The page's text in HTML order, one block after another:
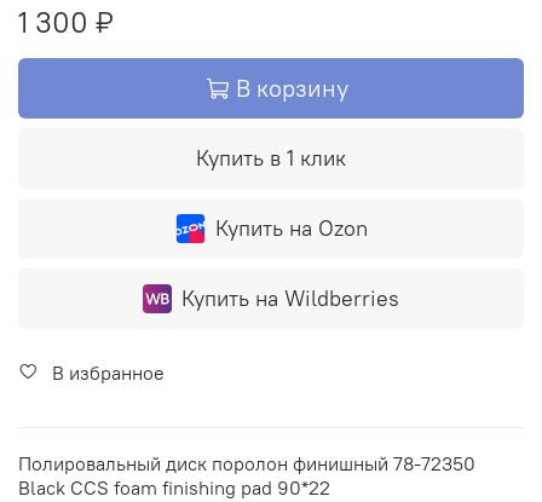
1 300 ₽
В корзину
Купить в 1 клик
Купить на Ozon
Купить на Wildberries
В избранное
Полировальный диск поролон финишный 78-72350
Black CCS foam finishing pad 90*22